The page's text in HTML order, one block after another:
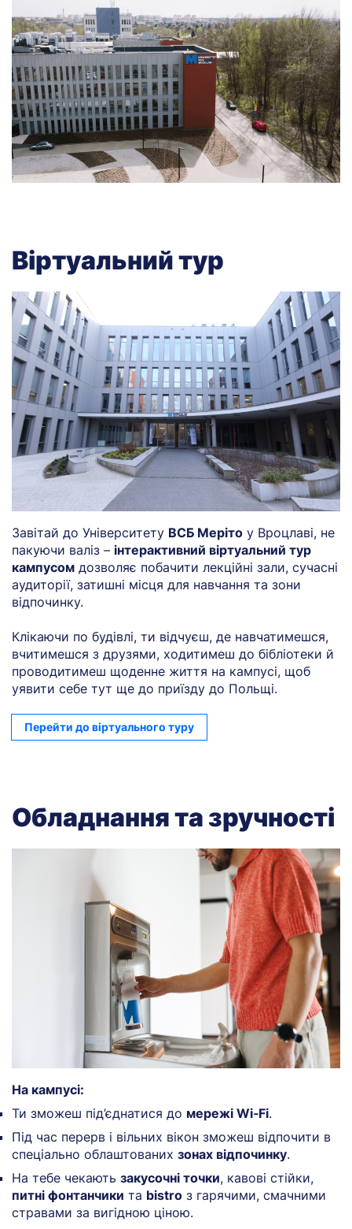
Віртуальний тур
Завітай до Університету ВСБ Меріто у Вроцлаві, не
пакуючи валіз – інтерактивний віртуальний тур
кампусом дозволяє побачити лекційні зали, сучасні
аудиторії, затишні місця для навчання та зони
відпочинку.
Клікаючи по будівлі, ти відчуєш, де навчатимешся,
вчитимешся з друзями, ходитимеш до бібліотеки й
проводитимеш щоденне життя на кампусі, щоб
уявити себе тут ще до приїзду до Польщі.
Перейти до віртуального туру
Обладнання та зручності
На кампусі:
Ти зможеш під’єднатися до мережі Wi‑Fi.
Під час перерв і вільних вікон зможеш відпочити в
спеціально облаштованих зонах відпочинку.
На тебе чекають закусочні точки, кавові стійки,
питні фонтанчики та bistro з гарячими, смачними
стравами за вигідною ціною.